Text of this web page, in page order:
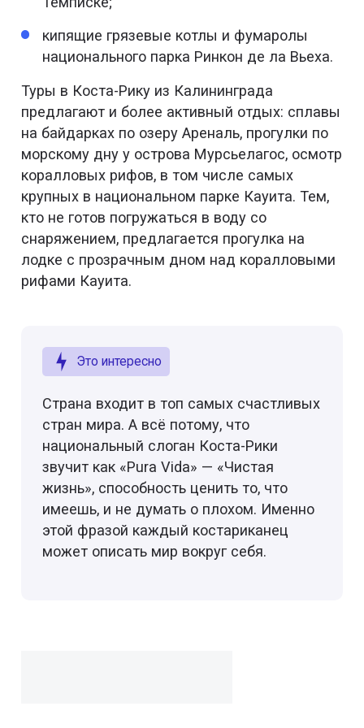
кипящие грязевые котлы и фумаролы
национального парка Ринкон де ла Вьеха.
Туры в Коста-Рику из Калининграда
предлагают и более активный отдых: сплавы
на байдарках по озеру Ареналь, прогулки по
морскому дну у острова Мурсьелагос, осмотр
коралловых рифов, в том числе самых
крупных в национальном парке Кауита. Тем,
кто не готов погружаться в воду со
снаряжением, предлагается прогулка на
лодке с прозрачным дном над коралловыми
рифами Кауита.
Это интересно
Страна входит в топ самых счастливых
стран мира. А всё потому, что
национальный слоган Коста-Рики
звучит как «Pura Vida» — «Чистая
жизнь», способность ценить то, что
имеешь, и не думать о плохом. Именно
этой фразой каждый костариканец
может описать мир вокруг себя.